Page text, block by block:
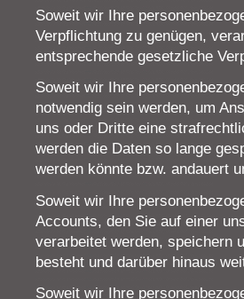
Soweit wir Ihre
Verpflichtung zu genügen,
entsprechende gesetzliche
Soweit wir Ihre
notwendig sein werden, um
uns oder Dritte eine
werden die Daten so lange
werden könnte bzw. andauert
Soweit wir Ihre
Accounts, den Sie auf einer
verarbeitet werden, speichern
besteht und darüber hinaus
Soweit wir Ihre